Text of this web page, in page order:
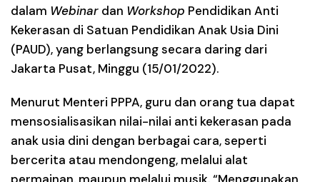
dalam Webinar dan Workshop Pendidikan Anti
Kekerasan di Satuan Pendidikan Anak Usia Dini
(PAUD), yang berlangsung secara daring dari
Jakarta Pusat, Minggu (15/01/2022).
Menurut Menteri PPPA, guru dan orang tua dapat
mensosialisasikan nilai-nilai anti kekerasan pada
anak usia dini dengan berbagai cara, seperti
bercerita atau mendongeng, melalui alat
permainan, maupun melalui musik. “Menggunakan